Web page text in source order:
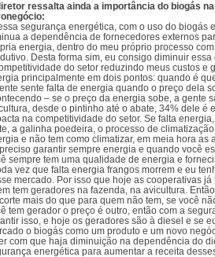
ressalta ainda a importância do biogás
segurança energética, com o uso do biogás
a dependência de fornecedores externos
energia, dentro do meu próprio processo
Desta forma sim, eu consigo diminuir
do setor reduzindo meus custos e
principalmente em dois pontos: quando é
sente falta de energia quando o preço dela
– se o preço da energia sobe, a gente
desde o pintinho até o abate, 34% dele é
na competitividade do setor. Se falta
a galinha poedeira, o processo de
e não tem como climatizar, em meia hora as
garantir sempre energia e quando você
sempre tem uma qualidade de energia e
vez que falta energia frangos morrem e eu
mercado. Por isso que hoje as cooperativas
tem geradores na fazenda, na avicultura.
mais do que para quem não tem, se você
tem gerador o preço é outro, então com a
isso, e hoje os geradores são à diesel e se
o biogás como um produto e um novo
com que haja diminuição na dependência do
energética para aumentar a receita